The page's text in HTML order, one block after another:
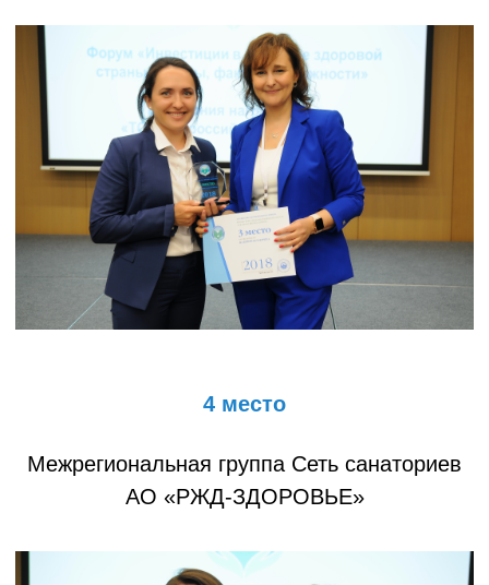
4 место
Межрегиональная группа Сеть санаториев
АО «РЖД-ЗДОРОВЬЕ»